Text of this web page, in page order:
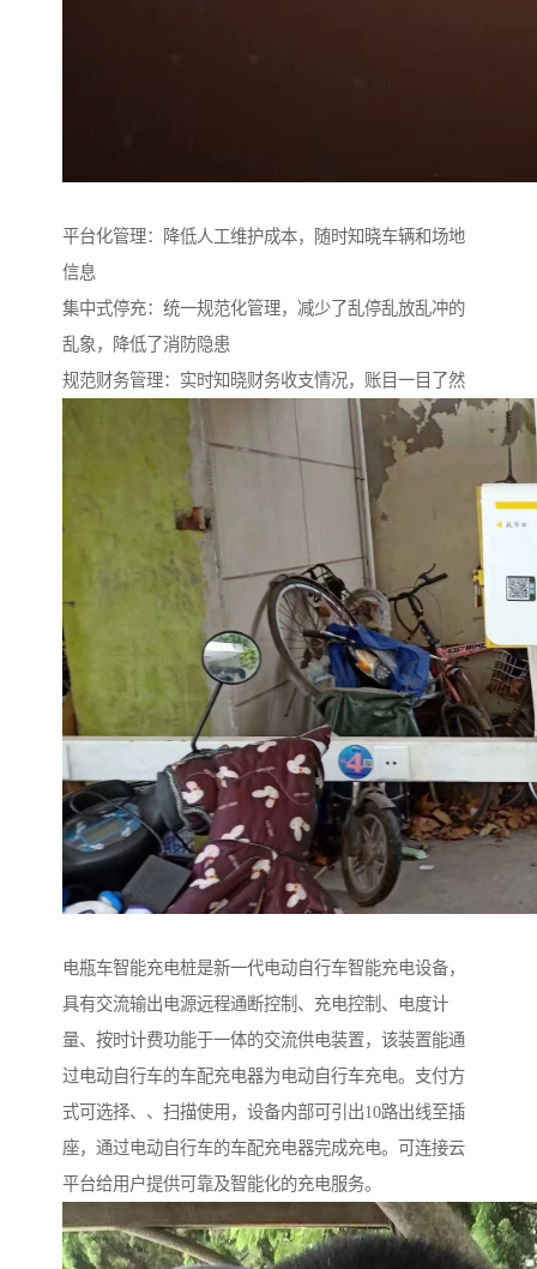
平台化管理：降低人工维护成本，随时知晓车辆和场地
信息
集中式停充：统一规范化管理，减少了乱停乱放乱冲的
乱象，降低了消防隐患
规范财务管理：实时知晓财务收支情况，账目一目了然
电瓶车智能充电桩是新一代电动自行车智能充电设备，
具有交流输出电源远程通断控制、充电控制、电度计
量、按时计费功能于一体的交流供电装置，该装置能通
过电动自行车的车配充电器为电动自行车充电。支付方
式可选择、、扫描使用，设备内部可引出10路出线至插
座，通过电动自行车的车配充电器完成充电。可连接云
平台给用户提供可靠及智能化的充电服务。